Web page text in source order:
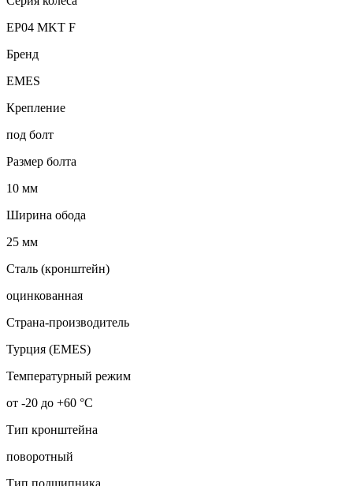
EP04 MKT F
Бренд
EMES
Крепление
под болт
Размер болта
10 мм
Ширина обода
25 мм
Сталь (кронштейн)
оцинкованная
Страна-производитель
Турция (EMES)
Температурный режим
от -20 до +60 °С
Тип кронштейна
поворотный
Тип подшипника